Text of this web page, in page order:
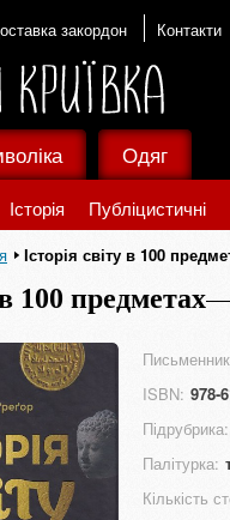
закордон Контакти
Історія Публіцистичні
Одяг
Історія світу в 100
100 предметах
ISBN: 978-
Підрубрика:
Палітурка:
Кількість